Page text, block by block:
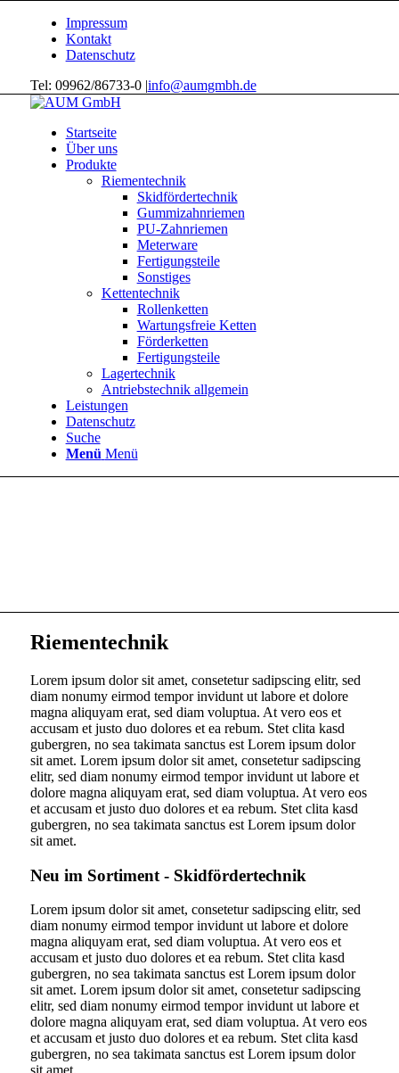
Impressum
Kontakt
Datenschutz
Tel: 09962/86733-0 |info@aumgmbh.de
Startseite
Über uns
Produkte
Riementechnik
Skidfördertechnik
Gummizahnriemen
PU-Zahnriemen
Meterware
Fertigungsteile
Sonstiges
Kettentechnik
Rollenketten
Wartungsfreie Ketten
Förderketten
Fertigungsteile
Lagertechnik
Antriebstechnik allgemein
Leistungen
Datenschutz
Suche
Menü Menü
Riementechnik
Lorem ipsum dolor sit amet, consetetur sadipscing elitr, sed
diam nonumy eirmod tempor invidunt ut labore et dolore
magna aliquyam erat, sed diam voluptua. At vero eos et
accusam et justo duo dolores et ea rebum. Stet clita kasd
gubergren, no sea takimata sanctus est Lorem ipsum dolor
sit amet. Lorem ipsum dolor sit amet, consetetur sadipscing
elitr, sed diam nonumy eirmod tempor invidunt ut labore et
dolore magna aliquyam erat, sed diam voluptua. At vero eos
et accusam et justo duo dolores et ea rebum. Stet clita kasd
gubergren, no sea takimata sanctus est Lorem ipsum dolor
sit amet.
Neu im Sortiment - Skidfördertechnik
Lorem ipsum dolor sit amet, consetetur sadipscing elitr, sed
diam nonumy eirmod tempor invidunt ut labore et dolore
magna aliquyam erat, sed diam voluptua. At vero eos et
accusam et justo duo dolores et ea rebum. Stet clita kasd
gubergren, no sea takimata sanctus est Lorem ipsum dolor
sit amet. Lorem ipsum dolor sit amet, consetetur sadipscing
elitr, sed diam nonumy eirmod tempor invidunt ut labore et
dolore magna aliquyam erat, sed diam voluptua. At vero eos
et accusam et justo duo dolores et ea rebum. Stet clita kasd
gubergren, no sea takimata sanctus est Lorem ipsum dolor